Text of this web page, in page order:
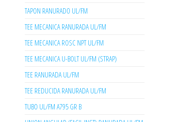
TAPON RANURADO UL/FM
TEE MECANICA RANURADA UL/FM
TEE MECANICA ROSC NPT UL/FM
TEE MECANICA U-BOLT UL/FM (STRAP)
TEE RANURADA UL/FM
TEE REDUCIDA RANURADA UL/FM
TUBO UL/FM A795 GR B